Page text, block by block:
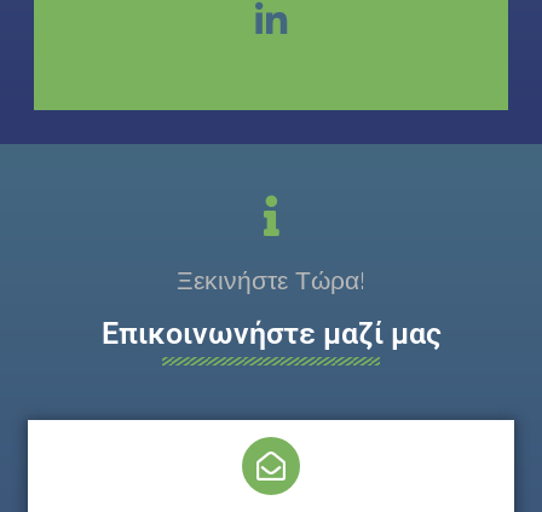
Ξεκινήστε Τώρα!
Επικοινωνήστε μαζί μας